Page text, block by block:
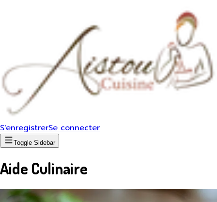
S'enregistrerSe connecter
Toggle Sidebar
Aide Culinaire